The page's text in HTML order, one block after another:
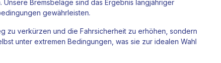
Bremsbeläge sind das Ergebnis langjähriger
gewährleisten.
zu verkürzen und die Fahrsicherheit zu erhöhen, sondern
unter extremen Bedingungen, was sie zur idealen Wahl